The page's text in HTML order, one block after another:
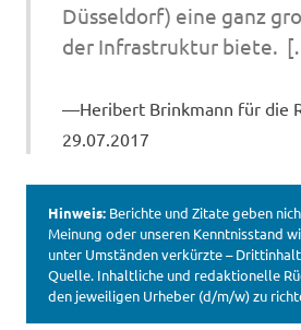
Düsseldorf) eine ganz
der Infrastruktur biete.
Heribert Brinkmann für die
29.07.2017
Hinweis: Berichte und Zitate geben
Meinung oder unseren Kenntnisstand
unter Umständen verkürzte –
Quelle. Inhaltliche und redaktionelle
den jeweiligen Urheber (d/m/w) zu